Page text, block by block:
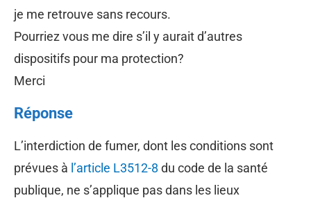
je me retrouve sans recours.
Pourriez vous me dire s’il y aurait d’autres
dispositifs pour ma protection?
Merci
Réponse
L’interdiction de fumer, dont les conditions sont
prévues à l’article L3512-8 du code de la santé
publique, ne s’applique pas dans les lieux